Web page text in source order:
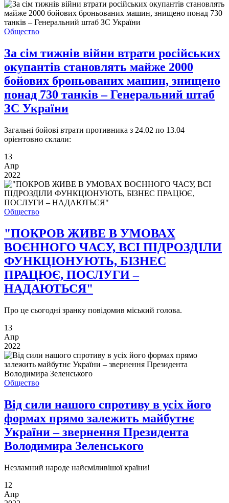
Общество
За сім тижнів війни втрати російських
окупантів становлять майже 2000
бойових броньованих машин, знищено
понад 730 танків – Генеральний штаб
ЗС України
Загальні бойові втрати противника з 24.02 по 13.04
орієнтовно склали:
13
Апр
2022
Общество
"ПОКРОВ ЖИВЕ В УМОВАХ
ВОЄННОГО ЧАСУ, ВСІ ПІДРОЗДІЛИ
ФУНКЦІОНУЮТЬ, БІЗНЕС
ПРАЦЮЄ, ПОСЛУГИ –
НАДАЮТЬСЯ"
Про це сьогодні зранку повідомив міський голова.
13
Апр
2022
Общество
Від сили нашого спротиву в усіх його
формах прямо залежить майбутнє
України – звернення Президента
Володимира Зеленського
Незламний народе найсміливішої країни!
12
Апр